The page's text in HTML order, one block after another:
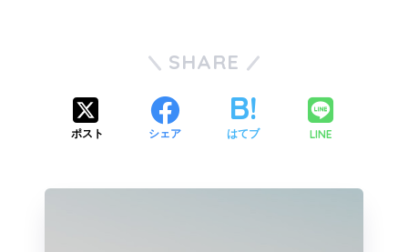
SHARE
ポスト シェア はてブ LINE